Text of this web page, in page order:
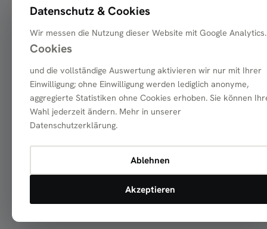
Datenschutz & Cookies
Wir messen die Nutzung dieser Website mit Google Analytics.
Cookies
und die vollständige Auswertung aktivieren wir nur mit Ihrer
Einwilligung; ohne Einwilligung werden lediglich anonyme,
aggregierte Statistiken ohne Cookies erhoben. Sie können
Wahl jederzeit ändern. Mehr in unserer
Datenschutzerklärung.
Ablehnen
Akzeptieren